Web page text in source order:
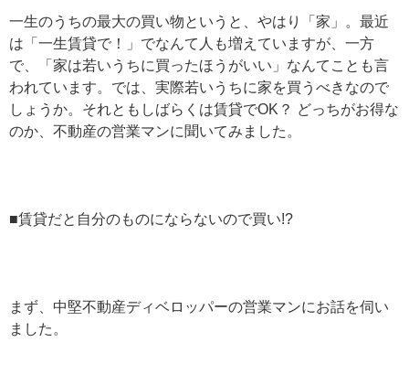
一生のうちの最大の買い物というと、やはり「家」。最近
は「一生賃貸で！」でなんて人も増えていますが、一方
で、「家は若いうちに買ったほうがいい」なんてことも言
われています。では、実際若いうちに家を買うべきなので
しょうか。それともしばらくは賃貸でOK？ どっちがお得な
のか、不動産の営業マンに聞いてみました。
■賃貸だと自分のものにならないので買い!?
まず、中堅不動産ディベロッパーの営業マンにお話を伺い
ました。